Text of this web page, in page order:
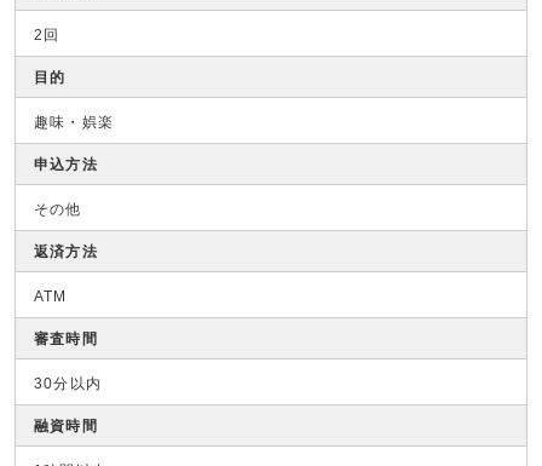
2回
目的
趣味・娯楽
申込方法
その他
返済方法
ATM
審査時間
30分以内
融資時間